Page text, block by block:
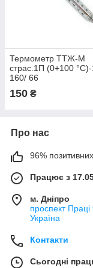
Термометр ТТЖ-М
страс.1П (0+100
160/ 66
150 ₴
Про нас
96% позитивних
Працює з
м. Дніпро
проспект
Україна
Контакти
Сьогодні